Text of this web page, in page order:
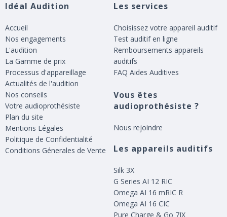
Idéal Audition
Accueil
Nos engagements
L'audition
La Gamme de prix
Processus d'appareillage
Actualités de l'audition
Nos conseils
Votre audioprothésiste
Plan du site
Mentions Légales
Politique de Confidentialité
Conditions Génerales de Vente
Les services
Choisissez votre appareil auditif
Test auditif en ligne
Remboursements appareils
auditifs
FAQ Aides Auditives
Vous êtes
audioprothésiste ?
Nous rejoindre
Les appareils auditifs
Silk 3X
G Series AI 12 RIC
Omega AI 16 mRIC R
Omega AI 16 CIC
Pure Charge & Go 7IX